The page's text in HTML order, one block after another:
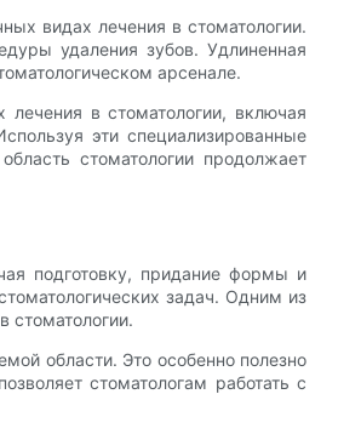
видах лечения в стоматологии.
удаления зубов. Удлиненная
арсенале.
в стоматологии, включая
эти специализированные
стоматологии продолжает
подготовку, придание формы и
задач. Одним из
стоматологии.
области. Это особенно полезно
стоматологам работать с